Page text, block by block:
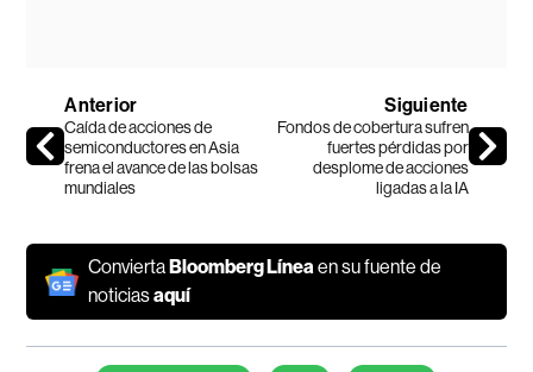
Anterior
Caída de acciones de
semiconductores en Asia
frena el avance de las bolsas
mundiales
Siguiente
Fondos de cobertura sufren
fuertes pérdidas por
desplome de acciones
ligadas a la IA
Convierta Bloomberg Líneaen su fuente de
noticiasaquí